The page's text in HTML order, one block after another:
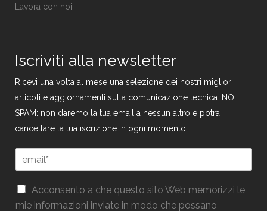
Lavora con noi
Iscriviti alla newsletter
Ricevi una volta al mese una selezione dei nostri migliori
articoli e aggiornamenti sulla comunicazione tecnica. NO
SPAM: non daremo la tua email a nessun altro e potrai
cancellare la tua iscrizione in ogni momento.
E
m
a
l
*
m
l
G
Acconsento a che questo sito Web memorizzi le
mie informazioni inviate in modo che possano